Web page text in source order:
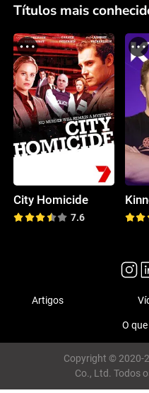
Títulos mais
City Homicide
7.6
Artigos
O
Copyright © 2020-
Co., Ltd. Todos